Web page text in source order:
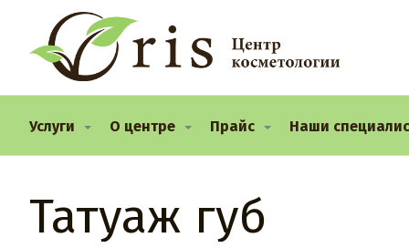
Услуги О центре Прайс Наши
Татуаж губ